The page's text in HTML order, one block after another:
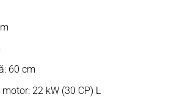
60 cm
22 kW (30 CP) L